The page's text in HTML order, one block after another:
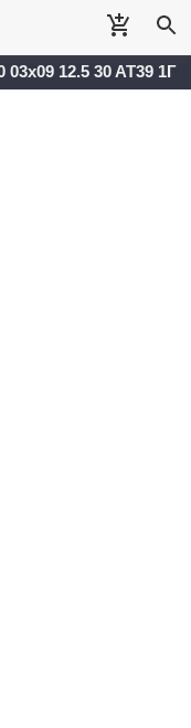
12.5 30 AT39 1Г